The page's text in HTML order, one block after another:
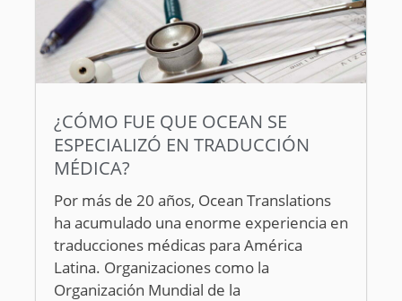
¿CÓMO FUE QUE OCEAN SE
ESPECIALIZÓ EN TRADUCCIÓN
MÉDICA?
Por más de 20 años, Ocean Translations
ha acumulado una enorme experiencia en
traducciones médicas para América
Latina. Organizaciones como la
Organización Mundial de la